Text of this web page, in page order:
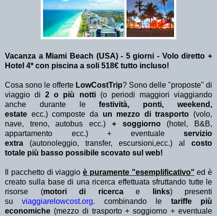
Vacanza a Miami Beach (USA) - 5 giorni - Volo diretto +
Hotel 4* con piscina a soli 518€ tutto incluso!
Cosa sono le offerte LowCostTrip? Sono delle "proposte" di
viaggio di2 o più notti (o periodi maggiori viaggiando
anche durante lefestività, ponti, weekend,
estate ecc.) composte da un mezzo di trasporto (volo,
nave, treno, autobus ecc.) + soggiorno(hotel, B&B,
appartamento ecc.) + eventuale servizio
extra (autonoleggio, transfer, escursioni,ecc.) al costo
totale più basso possibile scovato sul web!
Il pacchetto di viaggio è puramente "esemplificativo" ed è
creato sulla base di una ricerca effettuata sfruttando tutte le
risorse (motori di ricerca e links) presenti
suviaggiarelowcost.org. combinando le tariffe più
economiche (mezzo di trasporto + soggiorno + eventuale